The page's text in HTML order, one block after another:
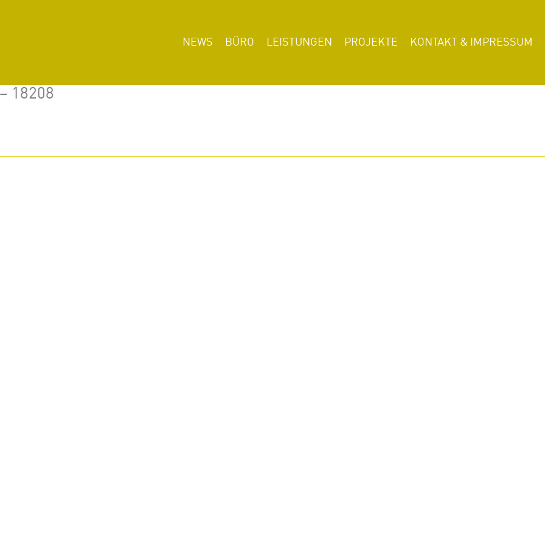
NEWS BÜRO LEISTUNGEN PROJEKTE KONTAKT & IMPRESSUM
18208